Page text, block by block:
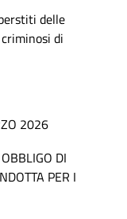
delle
di
2026
DI
PER I